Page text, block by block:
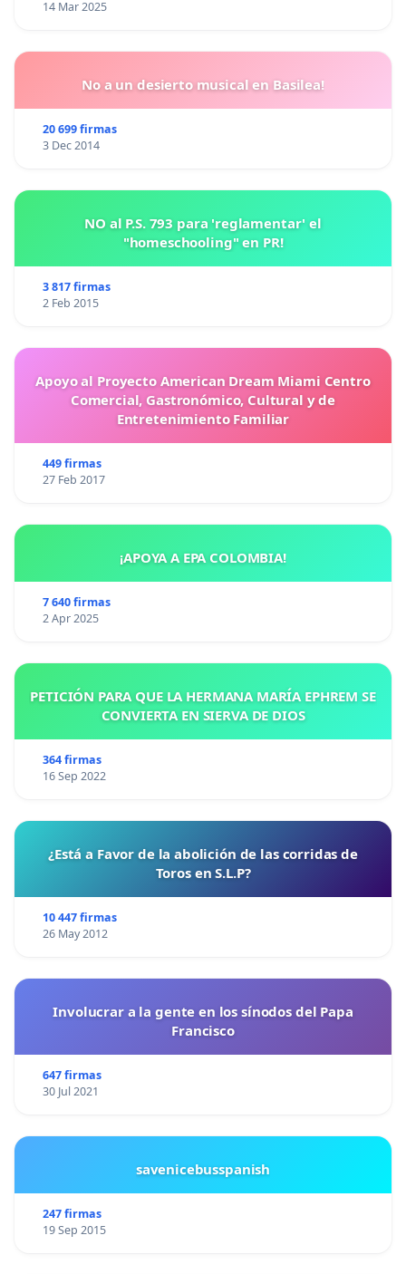
14 Mar 2025
No a un desierto musical en Basilea!
20 699 firmas
3 Dec 2014
NO al P.S. 793 para 'reglamentar' el
"homeschooling" en PR!
3 817 firmas
2 Feb 2015
Apoyo al Proyecto American Dream Miami Centro
Comercial, Gastronómico, Cultural y de
Entretenimiento Familiar
449 firmas
27 Feb 2017
¡APOYA A EPA COLOMBIA!
7 640 firmas
2 Apr 2025
PETICIÓN PARA QUE LA HERMANA MARÍA EPHREM SE
CONVIERTA EN SIERVA DE DIOS
364 firmas
16 Sep 2022
¿Está a Favor de la abolición de las corridas de
Toros en S.L.P?
10 447 firmas
26 May 2012
Involucrar a la gente en los sínodos del Papa
Francisco
647 firmas
30 Jul 2021
savenicebusspanish
247 firmas
19 Sep 2015